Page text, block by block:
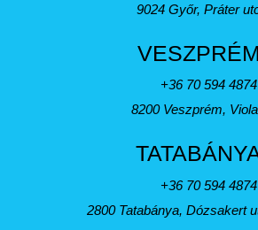
9024 Győr, Práter
VESZPRÉM
+36 70 594 4874
8200 Veszprém,
+36 70 594 4874
2800 Tatabánya, Dózsakert